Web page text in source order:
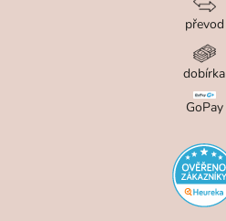
převod
dobírka
GoPay